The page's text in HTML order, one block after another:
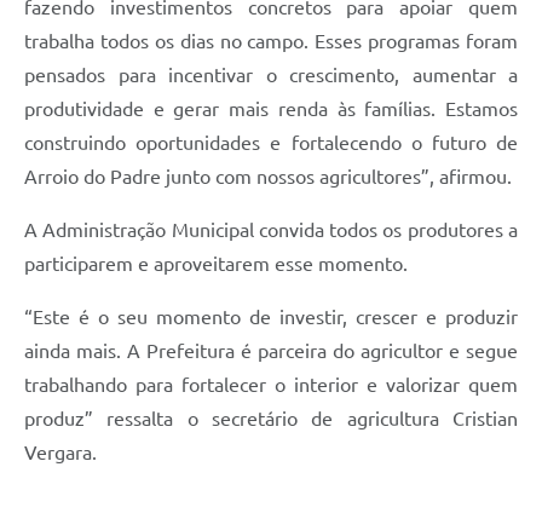
fazendo investimentos concretos para apoiar quem
trabalha todos os dias no campo. Esses programas foram
pensados para incentivar o crescimento, aumentar a
produtividade e gerar mais renda às famílias. Estamos
construindo oportunidades e fortalecendo o futuro de
Arroio do Padre junto com nossos agricultores”, afirmou.
A Administração Municipal convida todos os produtores a
participarem e aproveitarem esse momento.
“Este é o seu momento de investir, crescer e produzir
ainda mais. A Prefeitura é parceira do agricultor e segue
trabalhando para fortalecer o interior e valorizar quem
produz” ressalta o secretário de agricultura Cristian
Vergara.